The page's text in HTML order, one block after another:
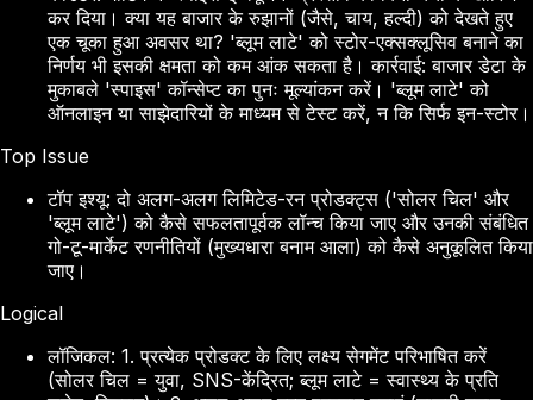
कर दिया। क्या यह बाजार के रुझानों (जैसे, चाय, हल्दी) को देखते हुए
एक चूका हुआ अवसर था? 'ब्लूम लाटे' को स्टोर-एक्सक्लूसिव बनाने का
निर्णय भी इसकी क्षमता को कम आंक सकता है। कार्रवाई: बाजार डेटा के
मुकाबले 'स्पाइस' कॉन्सेप्ट का पुनः मूल्यांकन करें। 'ब्लूम लाटे' को
ऑनलाइन या साझेदारियों के माध्यम से टेस्ट करें, न कि सिर्फ इन-स्टोर।
Top Issue
टॉप इश्यू: दो अलग-अलग लिमिटेड-रन प्रोडक्ट्स ('सोलर चिल' और
'ब्लूम लाटे') को कैसे सफलतापूर्वक लॉन्च किया जाए और उनकी संबंधित
गो-टू-मार्केट रणनीतियों (मुख्यधारा बनाम आला) को कैसे अनुकूलित किया
जाए।
Logical
लॉजिकल: 1. प्रत्येक प्रोडक्ट के लिए लक्ष्य सेगमेंट परिभाषित करें
(सोलर चिल = युवा, SNS-केंद्रित; ब्लूम लाटे = स्वास्थ्य के प्रति